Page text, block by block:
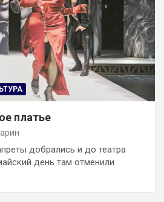
платье
добрались и до театра
день там отменили